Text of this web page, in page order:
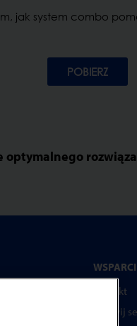
jak system combo
POBIERZ
optymalnego
Kontakt
Wezwij